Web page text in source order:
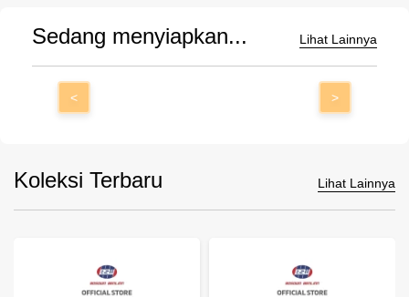
Sedang menyiapkan... Lihat Lainnya
< >
Koleksi Terbaru Lihat Lainnya